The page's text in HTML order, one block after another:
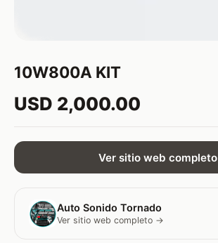
10W800A KIT
USD 2,000.00
Ver sitio web completo
Auto Sonido Tornado
Ver sitio web completo →